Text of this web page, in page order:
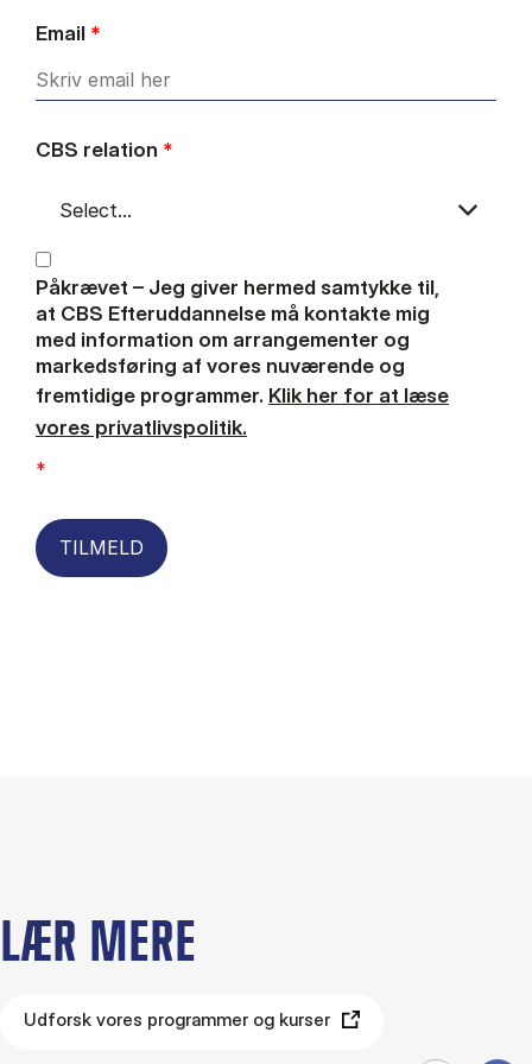
Email *
CBS relation *
Påkrævet – Jeg giver hermed samtykke til,
at CBS Efteruddannelse må kontakte mig
med information om arrangementer og
markedsføring af vores nuværende og
fremtidige programmer. Klik her for at læse
vores privatlivspolitik.
*
TILMELD
LÆR MERE
Udforsk vores programmer og kurser